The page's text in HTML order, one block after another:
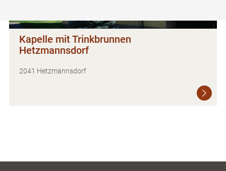
Kapelle mit Trinkbrunnen
Hetzmannsdorf
2041 Hetzmannsdorf